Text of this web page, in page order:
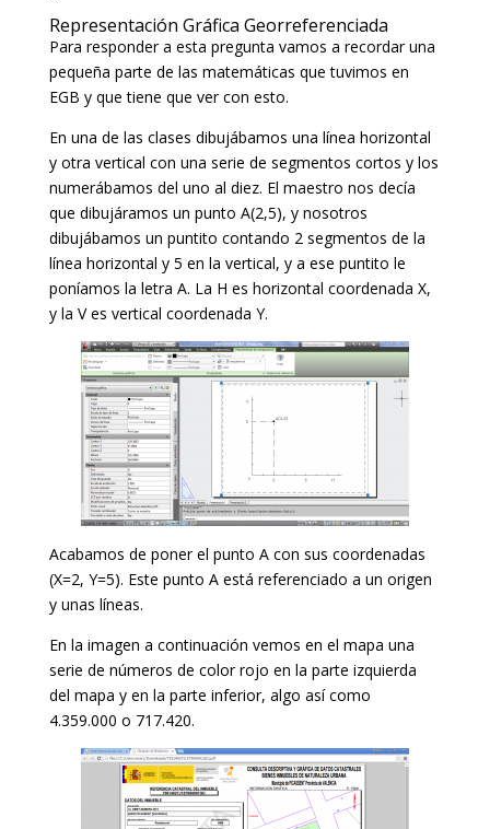
Representación Gráfica Georreferenciada
Para responder a esta pregunta vamos a recordar una
pequeña parte de las matemáticas que tuvimos en
EGB y que tiene que ver con esto.
En una de las clases dibujábamos una línea horizontal
y otra vertical con una serie de segmentos cortos y los
numerábamos del uno al diez. El maestro nos decía
que dibujáramos un punto A(2,5), y nosotros
dibujábamos un puntito contando 2 segmentos de la
línea horizontal y 5 en la vertical, y a ese puntito le
poníamos la letra A. La H es horizontal coordenada X,
y la V es vertical coordenada Y.
Acabamos de poner el punto A con sus coordenadas
(X=2, Y=5). Este punto A está referenciado a un origen
y unas líneas.
En la imagen a continuación vemos en el mapa una
serie de números de color rojo en la parte izquierda
del mapa y en la parte inferior, algo así como
4.359.000 o 717.420.